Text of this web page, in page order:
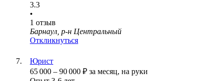
3.3
•
1 отзыв
Барнаул, р-н Центральный
Откликнуться
Юрист
65 000 – 90 000 ₽ за месяц, на руки